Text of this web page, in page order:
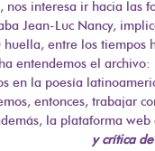
nos interesa ir hacia las
Jean-Luc Nancy,
huella, entre los tiempos
entendemos el
en la poesía
entonces, trabajar
la plataforma
y crítica